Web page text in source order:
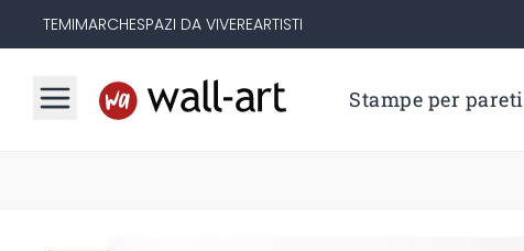
TEMIMARCHESPAZI DA VIVEREARTISTI
Stampe per pareti